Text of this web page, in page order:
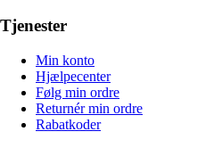
Tjenester
Min konto
Hjælpecenter
Følg min ordre
Returnér min ordre
Rabatkoder